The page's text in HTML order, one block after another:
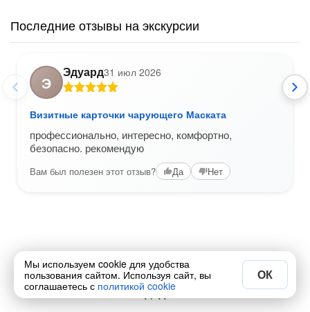
Последние отзывы на экскурсии
Э
Эдуард31 июл 2026
Визитные карточки чарующего Маската
профессионально, интересно, комфортно,
безопасно. рекомендую
Вам был полезен этот отзыв? Да Нет
1 / 11
Мы используем cookie для удобства
пользования сайтом. Используя сайт, вы
соглашаетесь с политикой cookie
ОК